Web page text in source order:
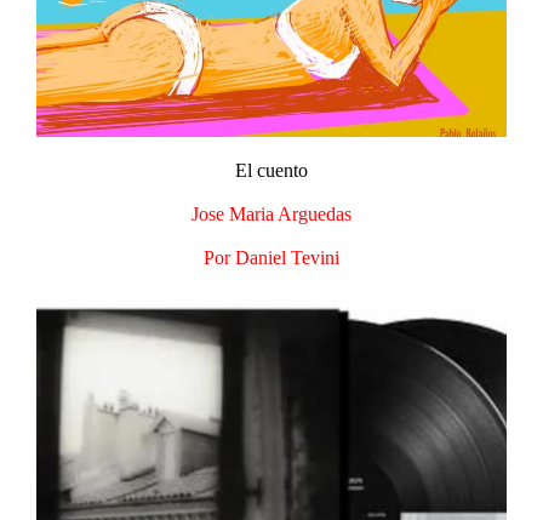
El cuento
Jose Maria Arguedas
Por Daniel Tevini​